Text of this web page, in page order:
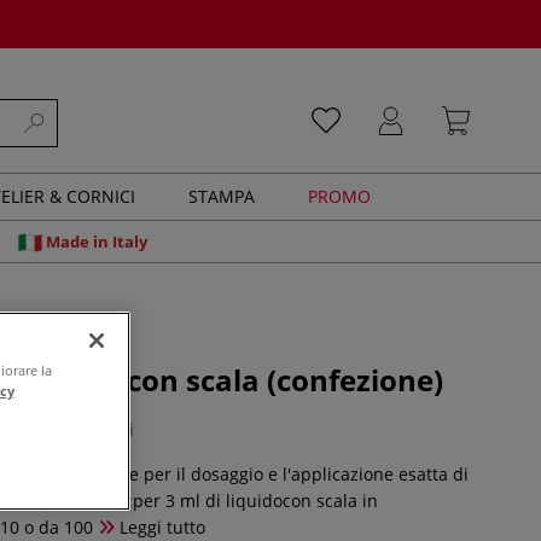
& CORNICI STAMPA PROMO
Made in Italy
con scala (confezione)
0 recensioni
plastica è ideale per il dosaggio e l'applicazione esatta di
3 ml di liquidocon scala in
o da 100
Leggi tutto
la